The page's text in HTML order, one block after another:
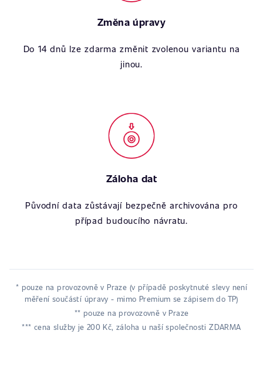
Změna úpravy
Do 14 dnů lze zdarma změnit zvolenou variantu na
jinou.
Záloha dat
Původní data zůstávají bezpečně archivována pro
případ budoucího návratu.
* pouze na provozovně v Praze (v případě poskytnuté slevy není
měření součástí úpravy - mimo Premium se zápisem do TP)
** pouze na provozovně v Praze
*** cena služby je 200 Kč, záloha u naší společnosti ZDARMA